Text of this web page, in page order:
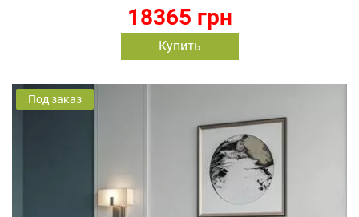
18365 грн
Купить
Под заказ